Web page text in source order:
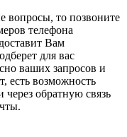
вопросы, то позвоните
телефона
Вам
для вас
ваших запросов и
есть возможность
через обратную связь